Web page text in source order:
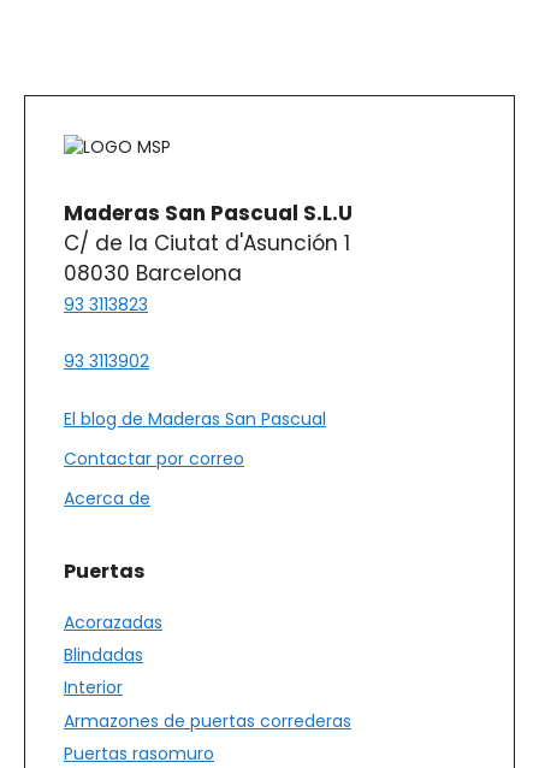
Maderas San Pascual S.L.U
C/ de la Ciutat d'Asunción 1
08030 Barcelona
93 3113823
93 3113902
El blog de Maderas San Pascual
Contactar por correo
Acerca de
Puertas
Acorazadas
Blindadas
Interior
Armazones de puertas correderas
Puertas rasomuro